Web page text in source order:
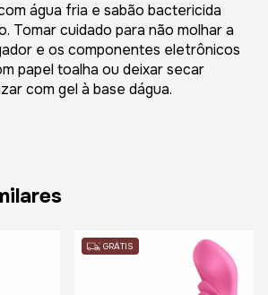
água fria e sabão bactericida
Tomar cuidado para não molhar a
e os componentes eletrônicos
papel toalha ou deixar secar
com gel à base dágua.
GRÁTIS